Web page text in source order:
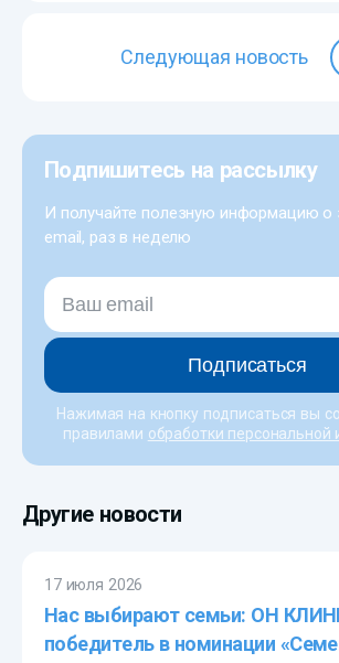
Следующая новость
Подпишитесь на рассылку
И получайте полезную информацию о
email, раз в неделю
Подписаться
Нажимая на кнопку подписаться вы
правилами обработки
Другие новости
17 июля 2026
Нас выбирают семьи: ОН
победитель в номинации